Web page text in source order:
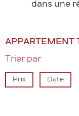
dans une
APPARTEMENT
Trier par
Prix Date